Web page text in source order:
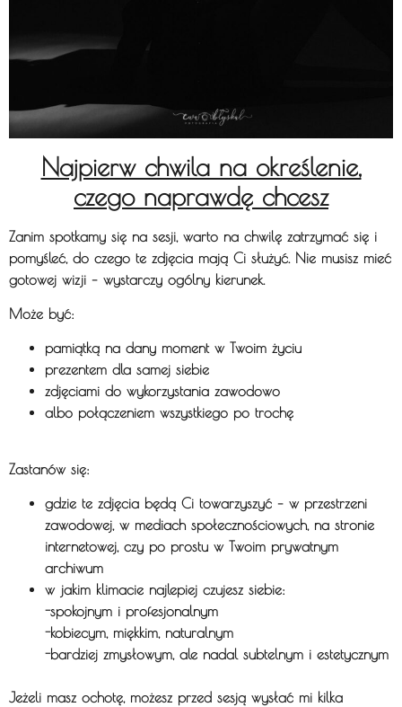
Najpierw chwila na określenie,
czego naprawdę chcesz
Zanim spotkamy się na sesji, warto na chwilę zatrzymać się i
pomyśleć, do czego te zdjęcia mają Ci służyć Nie musisz mieć
gotowej wizji – wystarczy ogólny kierunek.
Może być:
pamiątką na dany moment w Twoim życiu
prezentem dla samej siebie
zdjęciami do wykorzystania zawodowo
albo połączeniem wszystkiego po trochę
Zastanów się:
gdzie te zdjęcia będą Ci towarzyszyć – w przestrzeni
zawodowej, w mediach społecznościowych, na stronie
internetowej, czy po prostu w Twoim prywatnym
archiwum
w jakim klimacie najlepiej czujesz siebie:
-spokojnym i profesjonalnym
-kobiecym, miękkim, naturalnym
-bardziej zmysłowym, ale nadal subtelnym i estetycznym
Jeżeli masz ochotę, możesz przed sesją wysłać mi kilka